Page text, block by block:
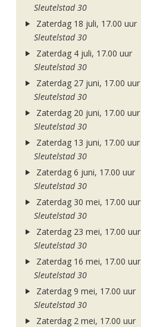
Sleutelstad 30
Zaterdag 18 juli, 17.00 uur
Sleutelstad 30
Zaterdag 4 juli, 17.00 uur
Sleutelstad 30
Zaterdag 27 juni, 17.00 uur
Sleutelstad 30
Zaterdag 20 juni, 17.00 uur
Sleutelstad 30
Zaterdag 13 juni, 17.00 uur
Sleutelstad 30
Zaterdag 6 juni, 17.00 uur
Sleutelstad 30
Zaterdag 30 mei, 17.00 uur
Sleutelstad 30
Zaterdag 23 mei, 17.00 uur
Sleutelstad 30
Zaterdag 16 mei, 17.00 uur
Sleutelstad 30
Zaterdag 9 mei, 17.00 uur
Sleutelstad 30
Zaterdag 2 mei, 17.00 uur